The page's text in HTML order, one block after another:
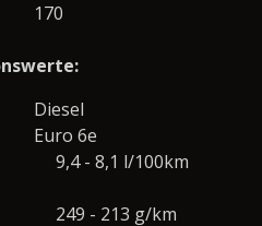
170
Diesel
Euro 6e
9,4 - 8,1 l/100km
249 - 213 g/km